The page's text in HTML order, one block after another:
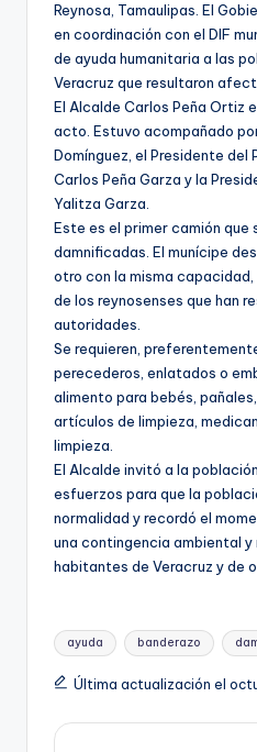
Reynosa, Tamaulipas. El
en coordinación con el DIF
de ayuda humanitaria a las
Veracruz que resultaron
El Alcalde Carlos Peña Ortiz
acto. Estuvo acompañado
Domínguez, el Presidente del
Carlos Peña Garza y la
Yalitza Garza.
Este es el primer camión que
damnificadas. El munícipe
otro con la misma
de los reynosenses que han
autoridades.
Se requieren,
perecederos, enlatados o
alimento para bebés,
artículos de limpieza,
limpieza.
El Alcalde invitó a la
esfuerzos para que la
normalidad y recordó el
una contingencia ambiental
habitantes de Veracruz y de
Etiquetas:
ayuda banderazo
Última actualización el